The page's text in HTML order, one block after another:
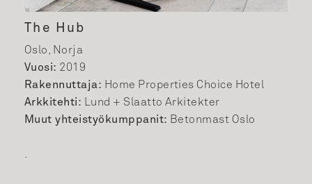
The Hub
Oslo, Norja
Vuosi: 2019
Rakennuttaja: Home Properties Choice Hotel
Arkkitehti: Lund + Slaatto Arkitekter
Muut yhteistyökumppanit: Betonmast Oslo